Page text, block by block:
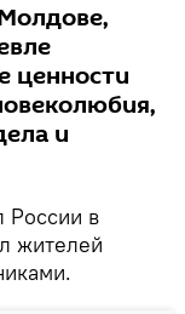
ценности
и
России в
жителей